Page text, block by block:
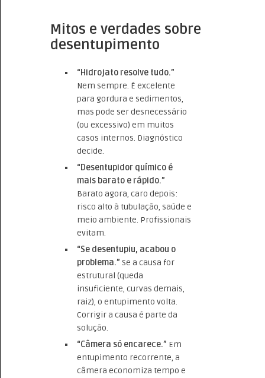
Mitos e verdades sobre
desentupimento
“Hidrojato resolve tudo.”
Nem sempre. É excelente
para gordura e sedimentos,
mas pode ser desnecessário
(ou excessivo) em muitos
casos internos. Diagnóstico
decide.
“Desentupidor químico é
mais barato e rápido.”
Barato agora, caro depois:
risco alto à tubulação, saúde e
meio ambiente. Profissionais
evitam.
“Se desentupiu, acabou o
problema.” Se a causa for
estrutural (queda
insuficiente, curvas demais,
raiz), o entupimento volta.
Corrigir a causa é parte da
solução.
“Câmera só encarece.” Em
entupimento recorrente, a
câmera economiza tempo e